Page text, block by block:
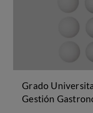
Grado
Gestión